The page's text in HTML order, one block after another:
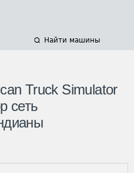
Найти машины
Truck Simulator
сеть